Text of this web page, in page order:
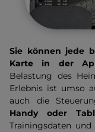
Sie können jede
Karte in der
Belastung des
Erlebnis ist umso
auch die
Handy oder
Trainingsdaten